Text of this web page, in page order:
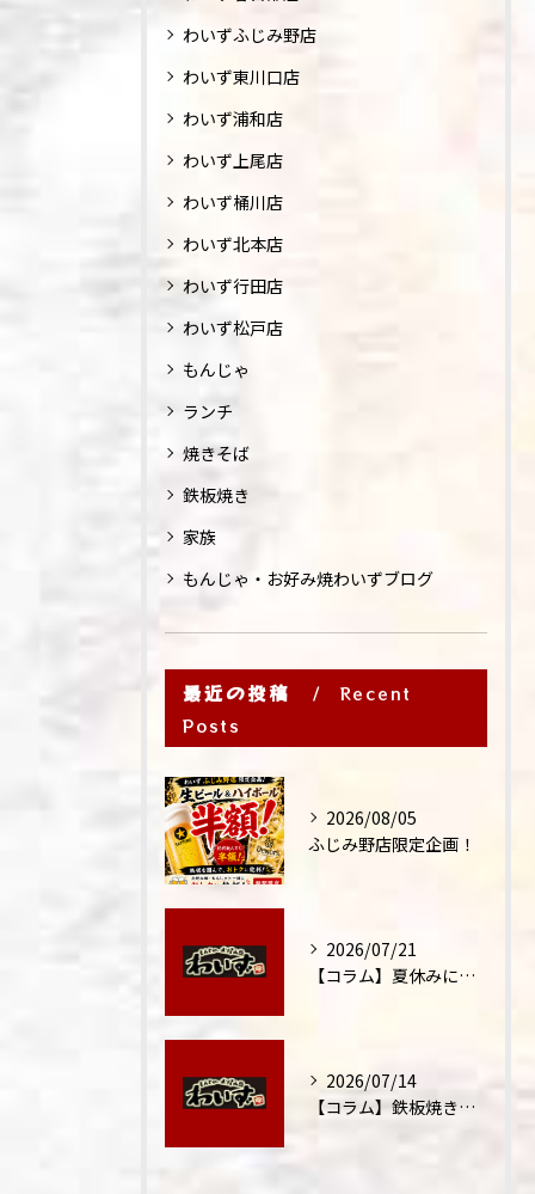
わいずふじみ野店
わいず東川口店
わいず浦和店
わいず上尾店
わいず桶川店
わいず北本店
わいず行田店
わいず松戸店
もんじゃ
ランチ
焼きそば
鉄板焼き
家族
もんじゃ・お好み焼わいずブログ
最近の投稿
Recent
Posts
2026/08/05
ふじみ野店限定企画！
2026/07/21
【コラム】夏休みに家族外食が増える理由
2026/07/14
【コラム】鉄板焼きが"コミュニケーション飯"と呼ばれる理由